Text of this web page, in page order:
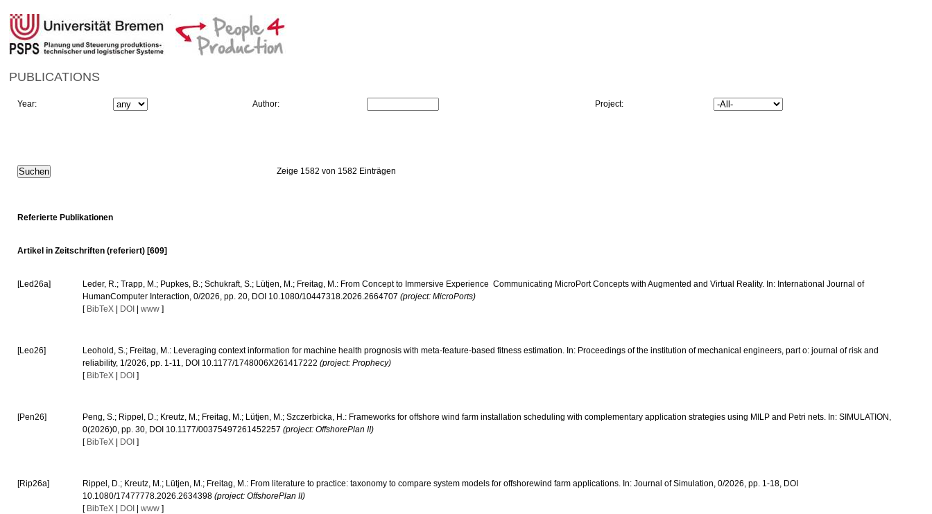
PUBLICATIONS
Year: Author: Project:
Zeige 1582 von 1582 Einträgen
Referierte Publikationen
Artikel in Zeitschriften (referiert) [609]
[Led26a]
Leder, R.; Trapp, M.; Pupkes, B.; Schukraft, S.; Lütjen, M.; Freitag, M.: From Concept to Immersive Experience  Communicating MicroPort Concepts with Augmented and Virtual Reality. In: International Journal of
HumanComputer Interaction, 0/2026, pp. 20, DOI 10.1080/10447318.2026.2664707(project: MicroPorts)
[ BibTeX DOI |www ]
[Leo26]
Leohold, S.; Freitag, M.: Leveraging context information for machine health prognosis with meta-feature-based fitness estimation. In: Proceedings of the institution of mechanical engineers, part o: journal of risk and
reliability, 1/2026, pp. 1-11, DOI 10.1177/1748006X261417222(project: Prophecy)
[ BibTeX DOI ]
[Pen26]
Peng, S.; Rippel, D.; Kreutz, M.; Freitag, M.; Lütjen, M.; Szczerbicka, H.: Frameworks for offshore wind farm installation scheduling with complementary application strategies using MILP and Petri nets. In: SIMULATION,
0(2026)0, pp. 30, DOI 10.1177/00375497261452257(project: OffshorePlan II)
[ BibTeX DOI ]
[Rip26a]
Rippel, D.; Kreutz, M.; Lütjen, M.; Freitag, M.: From literature to practice: taxonomy to compare system models for offshorewind farm applications. In: Journal of Simulation, 0/2026, pp. 1-18, DOI
10.1080/17477778.2026.2634398(project: OffshorePlan II)
[ BibTeX DOI |www ]